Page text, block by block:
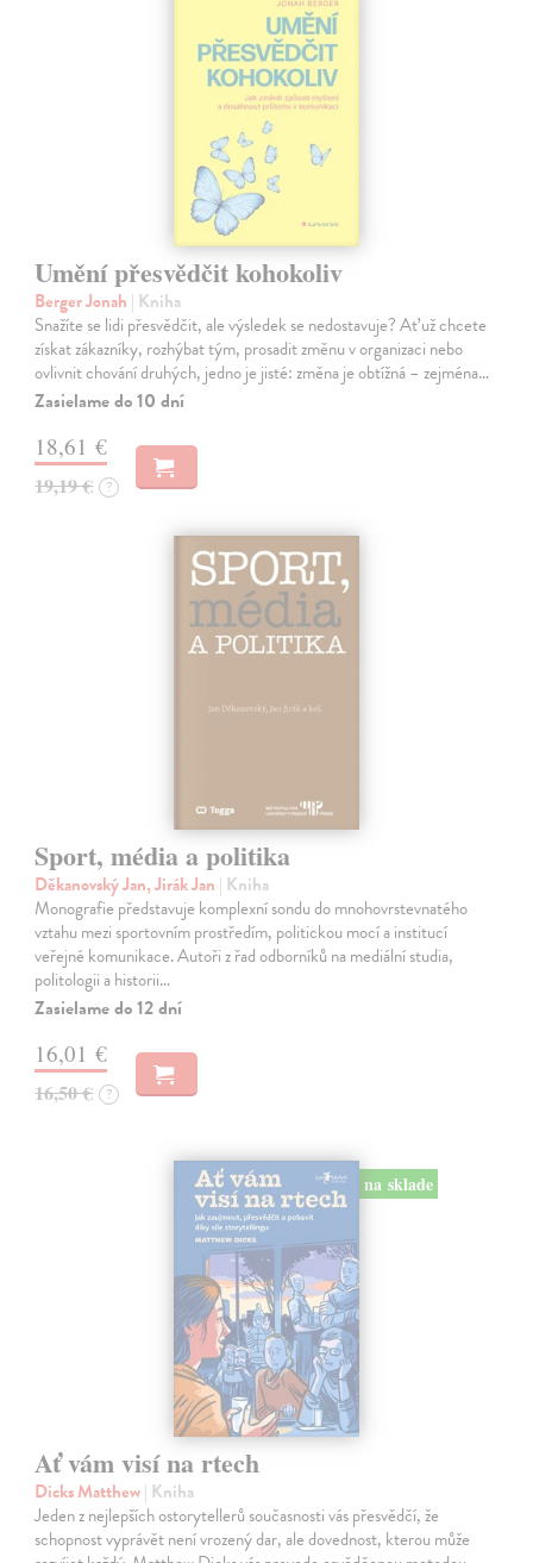
Umění přesvědčit kohokoliv
Berger Jonah | Kniha
Snažíte se lidi přesvědčit, ale výsledek se nedostavuje? Ať už chcete
získat zákazníky, rozhýbat tým, prosadit změnu v organizaci nebo
ovlivnit chování druhých, jedno je jisté: změna je obtížná – zejména…
Zasielame do 10 dní
18,61 €
19,19 € ?
Sport, média a politika
Děkanovský Jan, Jirák Jan | Kniha
Monografie představuje komplexní sondu do mnohovrstevnatého
vztahu mezi sportovním prostředím, politickou mocí a institucí
veřejné komunikace. Autoři z řad odborníků na mediální studia,
politologii a historii…
Zasielame do 12 dní
16,01 €
16,50 € ?
na sklade
Ať vám visí na rtech
Dicks Matthew| Kniha
Jeden z nejlepších ostorytellerů současnosti vás přesvědčí, že
schopnost vyprávět není vrozený dar, ale dovednost, kterou může